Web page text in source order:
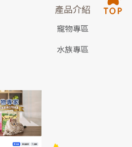
產品介紹
寵物專區
水族專區